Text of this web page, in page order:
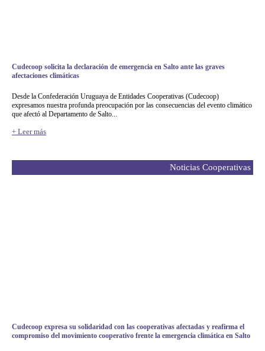
Cudecoop solicita la declaración de emergencia en Salto ante las graves
afectaciones climáticas
Desde la Confederación Uruguaya de Entidades Cooperativas (Cudecoop)
expresamos nuestra profunda preocupación por las consecuencias del evento climático
que afectó al Departamento de Salto...
+ Leer más
Noticias Cooperativas
Cudecoop expresa su solidaridad con las cooperativas afectadas y reafirma el
compromiso del movimiento cooperativo frente la emergencia climática en Salto